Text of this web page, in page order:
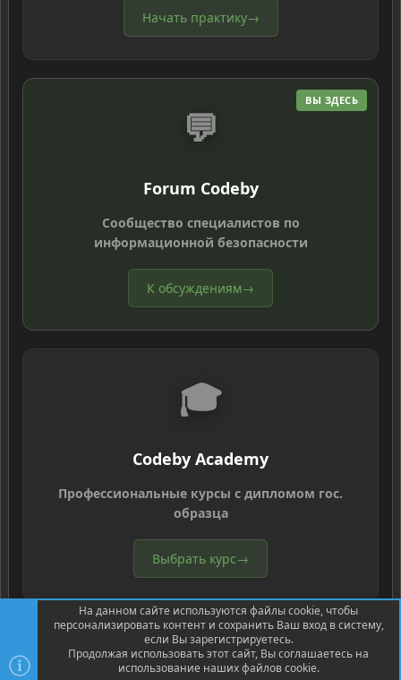
Начать практику→
ВЫ ЗДЕСЬ
💬
Forum Codeby
Сообщество специалистов по
информационной безопасности
К обсуждениям→
🎓
Codeby Academy
Профессиональные курсы с дипломом гос.
образца
Выбрать курс→
®
На данном сайте используются файлы cookie, чтобы
персонализировать контент и сохранить Ваш вход в систему,
если Вы зарегистрируетесь.
Продолжая использовать этот сайт, Вы соглашаетесь на
использование наших файлов cookie.